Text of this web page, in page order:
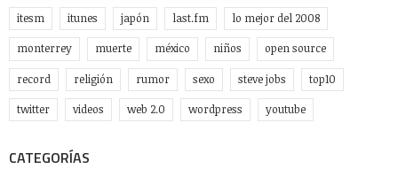
itesm itunes japón last.fm lo mejor del 2008
monterrey muerte méxico niños open source
record religión rumor sexo steve jobs top10
twitter videos web 2.0 wordpress youtube
CATEGORÍAS